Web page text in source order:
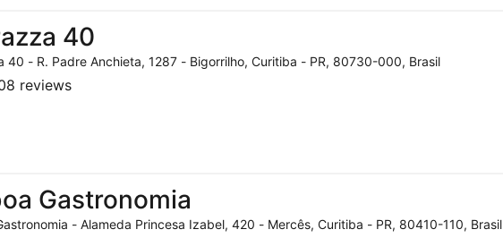
40
40 - R. Padre Anchieta, 1287 - Bigorrilho, Curitiba - PR, 80730-000, Brasil
reviews
Gastronomia
- Alameda Princesa Izabel, 420 - Mercês, Curitiba - PR, 80410-110, Brasil